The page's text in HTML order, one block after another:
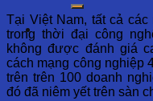
Tại Việt Nam, tất cả
trong thời đại công
không được đánh giá
cách mạng công nghiệp
trên trên 100 doanh
đó đã niêm yết trên sàn